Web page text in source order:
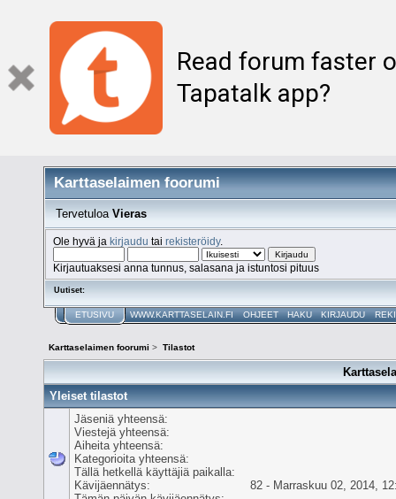
Read forum faster
Tapatalk app?
Karttaselaimen foorumi
Tervetuloa Vieras
Ole hyvä jakirjaudu tairekisteröidy.
Kirjautuaksesi anna tunnus, salasana ja istuntosi pituus
Uutiset:
ETUSIVU WWW.KARTTASELAIN.FI OHJEET HAKU KIRJAUDU
Karttaselaimen foorumi > Tilastot
Yleiset tilastot
Jäseniä yhteensä:
Viestejä yhteensä:
Aiheita yhteensä:
Kategorioita yhteensä:
Tällä hetkellä käyttäjiä paikalla:
Kävijäennätys:
82 - Marraskuu 02, 2014,